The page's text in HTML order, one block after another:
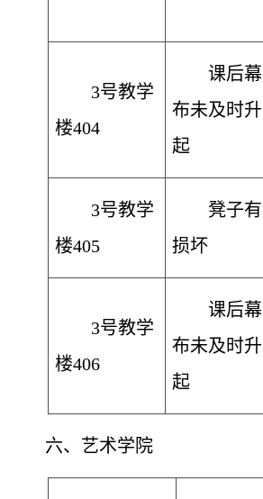
3号教学
楼404
课后幕
布未及时升
起
3号教学
楼405
凳子有
损坏
3号教学
楼406
课后幕
布未及时升
起
六、 艺术学院